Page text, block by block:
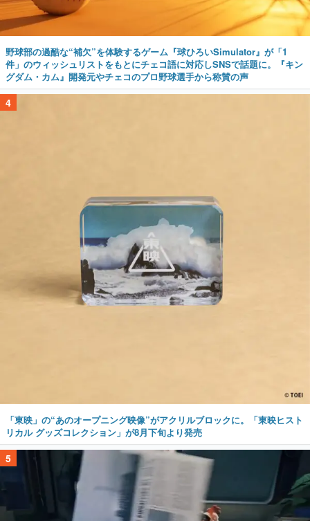
野球部の過酷な“補欠”を体験するゲーム『球ひろいSimulator』が「1
件」のウィッシュリストをもとにチェコ語に対応しSNSで話題に。『キン
グダム・カム』開発元やチェコのプロ野球選手から称賛の声
4
「東映」の“あのオープニング映像”がアクリルブロックに。「東映ヒスト
リカル グッズコレクション」が8月下旬より発売
5